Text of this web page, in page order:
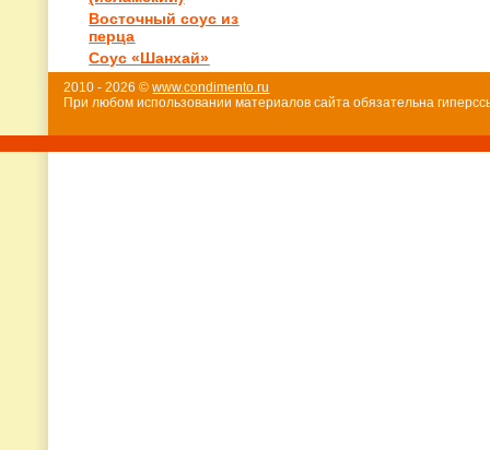
Восточный соус из
перца
Соус «Шанхай»
2010 - 2026 ©www.condimento.ru
При любом использовании материалов сайта обязательна